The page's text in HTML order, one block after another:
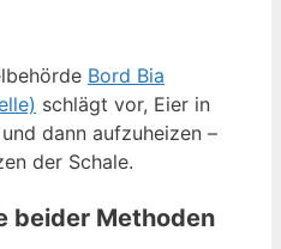
Bord Bia
schlägt vor, Eier in
dann aufzuheizen –
der Schale.
beider Methoden